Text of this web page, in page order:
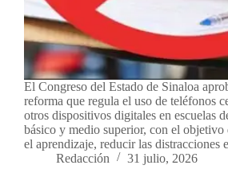
El Congreso del Estado de Sinaloa
reforma que regula el uso de teléfonos
otros dispositivos digitales en escuelas
básico y medio superior, con el objetivo
el aprendizaje, reducir las distracciones
Redacción
31 julio, 2026